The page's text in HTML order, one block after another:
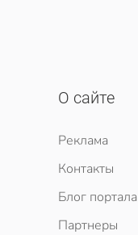
О сайте
Реклама
Контакты
Блог портала
Партнеры